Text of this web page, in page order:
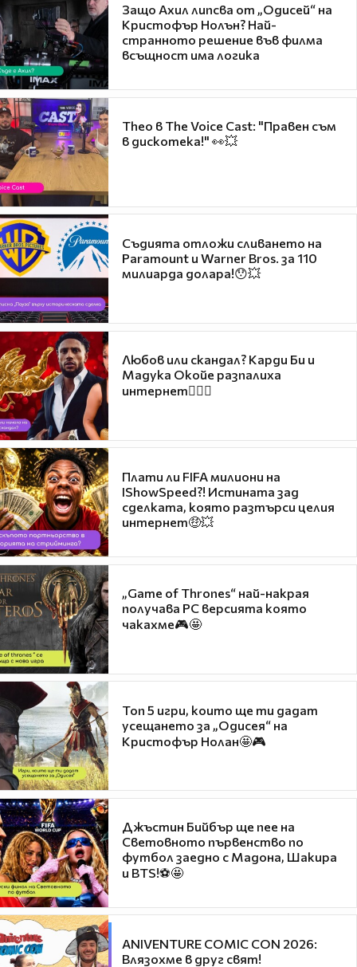
Защо Ахил липсва от „Одисей“ на
Кристофър Нолън? Най-
странното решение във филма
всъщност има логика
Theo в The Voice Cast: "Правен съм
в дискотека!" 👀💥
Съдията отложи сливането на
Paramount и Warner Bros. за 110
милиарда долара!😯💥
Любов или скандал? Карди Би и
Мадука Окойе разпалиха
интернет❤️‍🔥🔥
Плати ли FIFA милиони на
IShowSpeed?! Истината зад
сделката, която разтърси целия
интернет🤑💥
„Game of Thrones“ най-накрая
получава PC версията която
чакахме🎮🤩
Топ 5 игри, които ще ти дадат
усещането за „Одисея“ на
Кристофър Нолан🤩🎮
Джъстин Бийбър ще пее на
Световното първенство по
футбол заедно с Мадона, Шакира
и BTS!⚽🤩
ANIVENTURE COMIC CON 2026:
Влязохме в друг свят!